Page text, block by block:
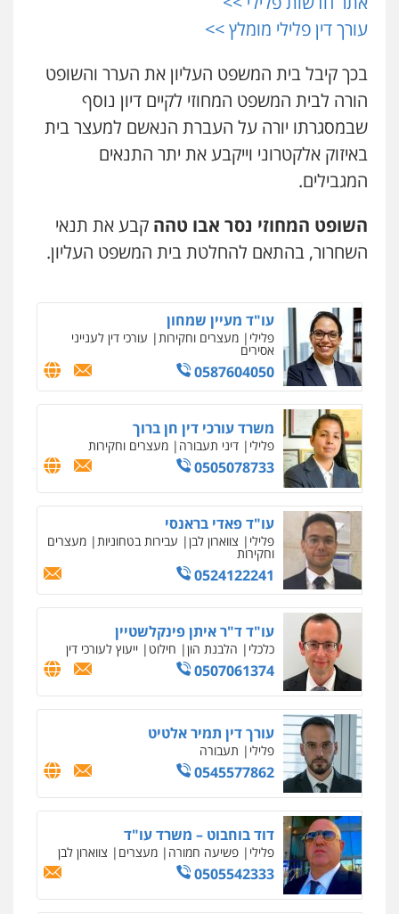
0528959600
עו"ד זוהר ארבל
פלילי פשיעה חמורה מעצרים וחקירות
קטינים
0538788878
0526885006
משפט פלילי פשיעה חמורה מעצרים
וחקירות צבאי תעבורה
0544218336
פלילי מעצרים וחקירות סמים עבירות מין
0525279829
פלילי פשיעה חמורה מעצרים מנהלי רישוי
עסקים
0507302623
לוי מלאך דדון – משרד עו"ד
פלילי פשיעה חמורה מעצרים וחקירות
0544231863
עו"ד שאדי כבהא
פלילי עורכי דין לענייני אסירים
0525556970
עו"ד קארין לגטיוי
פלילי פשיעה חמורה מעצרים וחקירות
0507446995
עורך דין פלילי מומלץ >>
בכך קיבל בית המשפט העליון את הערר והשופט
הורה לבית המשפט המחוזי לקיים דיון נוסף
שבמסגרתו יורה על העברת הנאשם למעצר בית
באיזוק אלקטרוני וייקבע את יתר התנאים
המגבילים.
השופט המחוזי נסר אבו טהה קבע את תנאי
השחרור, בהתאם להחלטת בית המשפט העליון.
קורל קרוז – עורך דין פלילי
משפט פלילי
עו"ד עלי סעדי
פלילי פשיעה חמורה ליווי וייצוג בחקירות
ומעצרים
0508824984
עו"ד תומר בנישתי
פלילי מעצרים וחקירות צווארון לבן פשיעה
חמורה
עו"ד מעיין שמחון
פלילי מעצרים וחקירות עורכי דין לענייני
אסירים
0587604050
משרד עורכי דין חן ברוך
פלילי דיני תעבורה מעצרים וחקירות
0505078733
עו"ד פאדי בראנסי
פלילי צווארון לבן עבירות בטחוניות מעצרים
וחקירות
0524122241
עו"ד ד"ר איתן פינקלשטיין
כלכלי הלבנת הון חילוט ייעוץ לעורכי דין
0507061374
עורך דין תמיר אלטיט
פלילי תעבורה
0545577862
דוד בוחבוט – משרד עו"ד
פלילי פשיעה חמורה מעצרים צווארון לבן
0505542333